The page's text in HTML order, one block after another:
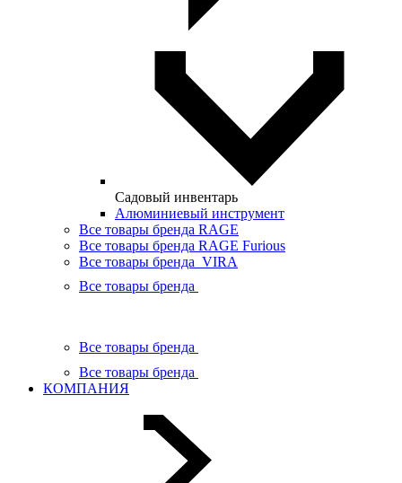
Садовый инвентарь
Алюминиевый инструмент
Все товары бренда RAGE
Все товары бренда RAGE Furious
Все товары бренда VIRA
Все товары бренда
Все товары бренда
Все товары бренда
КОМПАНИЯ